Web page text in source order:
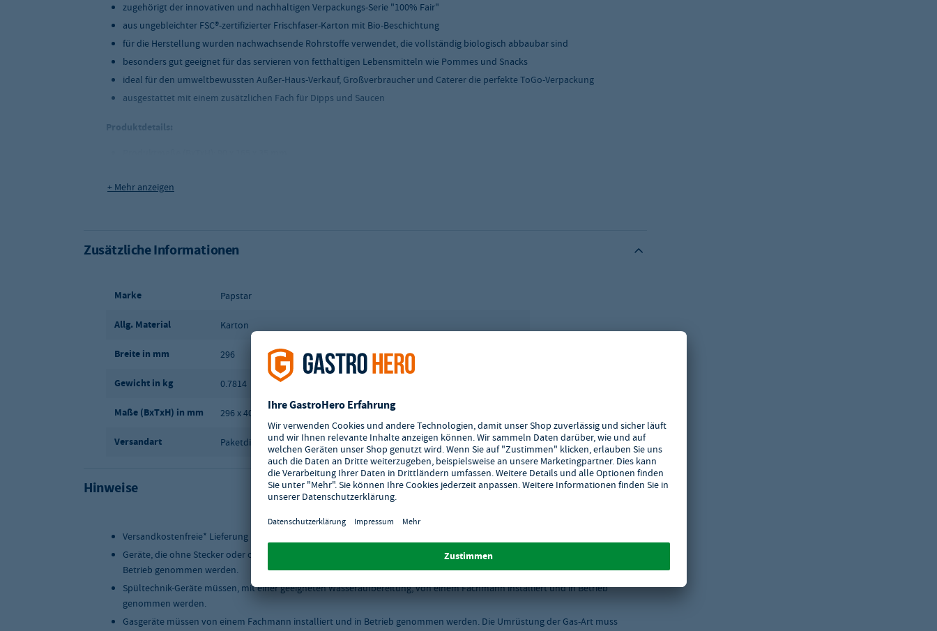
zugehörigt der innovativen und nachhaltigen Verpackungs-Serie "100% Fair"
aus ungebleichter FSC®-zertifizierter Frischfaser-Karton mit Bio-Beschichtung
für die Herstellung wurden nachwachsende Rohrstoffe verwendet, die vollständig biologisch abbaubar sind
besonders gut geeignet für das servieren von fetthaltigen Lebensmitteln wie Pommes und Snacks
ideal für den umweltbewussten Außer-Haus-Verkauf, Großverbraucher und Caterer die perfekte ToGo-Verpackung
ausgestattet mit einem zusätzlichen Fach für Dipps und Saucen
Produktdetails:
Farbe: innen und außen braun
+ Mehr anzeigen
Zusätzliche Informationen
Marke Papstar
Allg. Material Karton
Breite in mm 296
Gewicht in kg 0.7814
Maße (BxTxH) in mm 296 x 400 x 272
Versandart Paketdienst
Hinweise
Versandkostenfreie* Lieferung innerhalb Deutschlands.
Geräte, die ohne Stecker oder ohne Anschlusskabel ausgeliefert werden, müssen von einem Fachmann installiert und in
Betrieb genommen werden.
Spültechnik-Geräte müssen, mit einer geeigneten Wasseraufbereitung, von einem Fachmann installiert und in Betrieb
genommen werden.
Gasgeräte müssen von einem Fachmann installiert und in Betrieb genommen werden. Die Umrüstung der Gas-Art muss